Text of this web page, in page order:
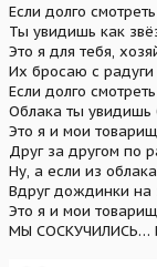
Если долго
Ты увидишь как
Это я для тебя,
Их бросаю с
Если долго
Облака ты увидишь
Это я и мои
Друг за другом по
Ну, а если из
Вдруг дождинки на
Это я и мои
МЫ СОСКУЧИЛИСЬ…